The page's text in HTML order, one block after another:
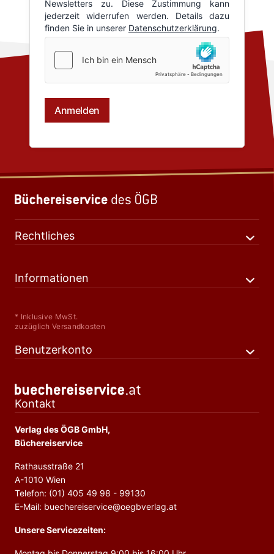
Rechtliches
Informationen
* Inklusive MwSt.
zuzüglich Versandkosten
Benutzerkonto
Kontakt
Verlag des ÖGB GmbH,
Büchereiservice
Rathausstraße 21
A-1010 Wien
Telefon: (01) 405 49 98 - 99130
E-Mail: buechereiservice@oegbverlag.at
Unsere Servicezeiten: